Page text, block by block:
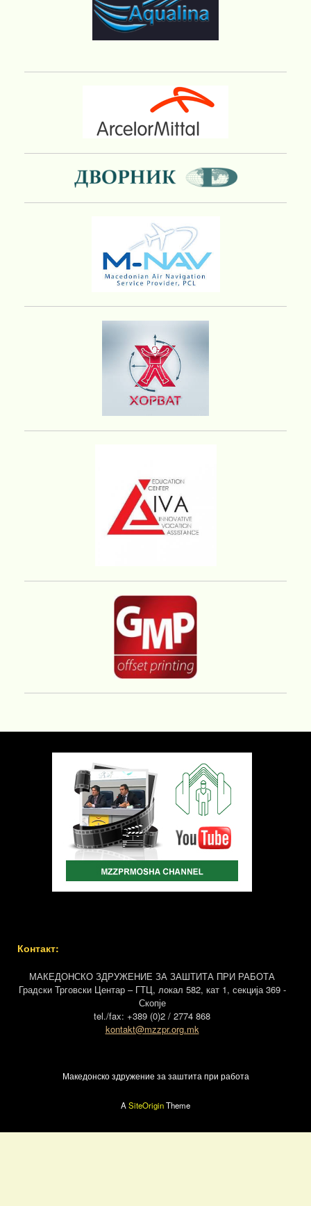
Контакт:
МАКЕДОНСКО ЗДРУЖЕНИЕ ЗА ЗАШТИТА ПРИ РАБОТА
Градски Трговски Центар – ГТЦ, локал 582, кат 1, секција 369 -
Скопје
tel./fax: +389 (0)2 / 2774 868
kontakt@mzzpr.org.mk
Македонско здружение за заштита при работа
A SiteOriginTheme